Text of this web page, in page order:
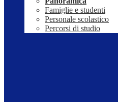
Famiglie e studenti
Personale scolastico
Percorsi di studio